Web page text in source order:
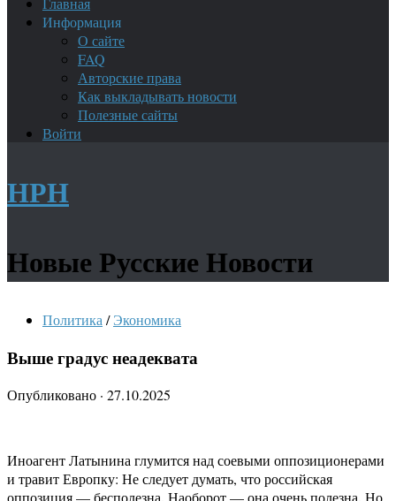
Информация
О сайте
FAQ
Авторские права
Как выкладывать новости
Полезные сайты
Войти
НРН
Новые Русские Новости
Политика / Экономика
Выше градус неадеквата
Опубликовано · 27.10.2025
Иноагент Латынина глумится над соевыми оппозиционерами
и травит Европку: Не следует думать, что российская